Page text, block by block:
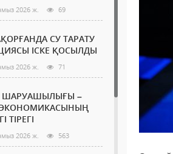
2026 ж. 69
СУ ТАРАТУ
ІСКЕ ҚОСЫЛДЫ
2026 ж. 71
ШАРУАШЫЛЫҒЫ –
ЭКОНОМИКАСЫНЫҢ
ТІРЕГІ
2026 ж. 563